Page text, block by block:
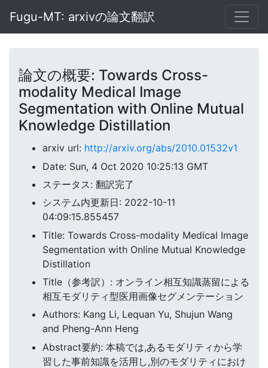
Fugu-MT: arxivの論文翻訳
論文の概要: Towards Cross-
modality Medical Image
Segmentation with Online Mutual
Knowledge Distillation
arxiv url: http://arxiv.org/abs/2010.01532v1
Date: Sun, 4 Oct 2020 10:25:13 GMT
ステータス: 翻訳完了
システム内更新日: 2022-10-11
04:09:15.855457
Title: Towards Cross-modality Medical Image
Segmentation with Online Mutual Knowledge
Distillation
Title（参考訳）: オンライン相互知識蒸留による
相互モダリティ型医用画像セグメンテーション
Authors: Kang Li, Lequan Yu, Shujun Wang
and Pheng-Ann Heng
Abstract要約: 本稿では,あるモダリティから学
習した事前知識を活用し,別のモダリティにおけ